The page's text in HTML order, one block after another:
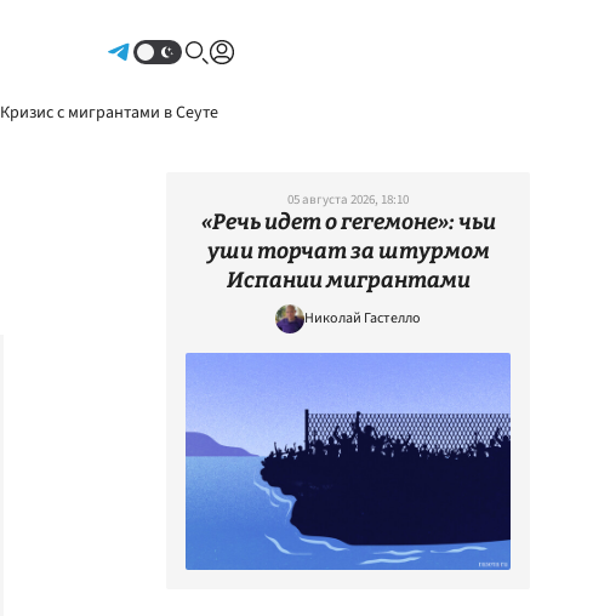
Кризис с мигрантами в Сеуте
05 августа 2026, 18:10
«Речь идет о гегемоне»: чьи
уши торчат за штурмом
Испании мигрантами
Николай Гастелло